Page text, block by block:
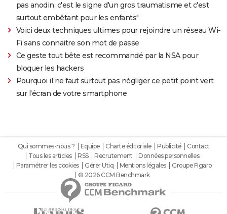
pas anodin, c'est le signe d'un gros traumatisme et c'est
surtout embêtant pour les enfants"
Voici deux techniques ultimes pour rejoindre un réseau Wi-
Fi sans connaitre son mot de passe
Ce geste tout bête est recommandé par la NSA pour
bloquer les hackers
Pourquoi il ne faut surtout pas négliger ce petit point vert
sur l'écran de votre smartphone
Qui sommes-nous ? Equipe Charte éditoriale Publicité
Contact
Tous les articles
RSS Recrutement
Données personnelles
Paramétrer les cookies
Gérer Utiq Mentions légales
Groupe Figaro
© 2026 CCM Benchmark